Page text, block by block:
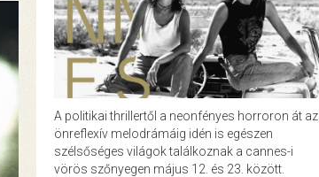
A politikai thrillertől a neonfényes horroron át az
önreflexív melodrámáig idén is egészen
szélsőséges világok találkoznak a cannes-i
vörös szőnyegen május 12. és 23. között.